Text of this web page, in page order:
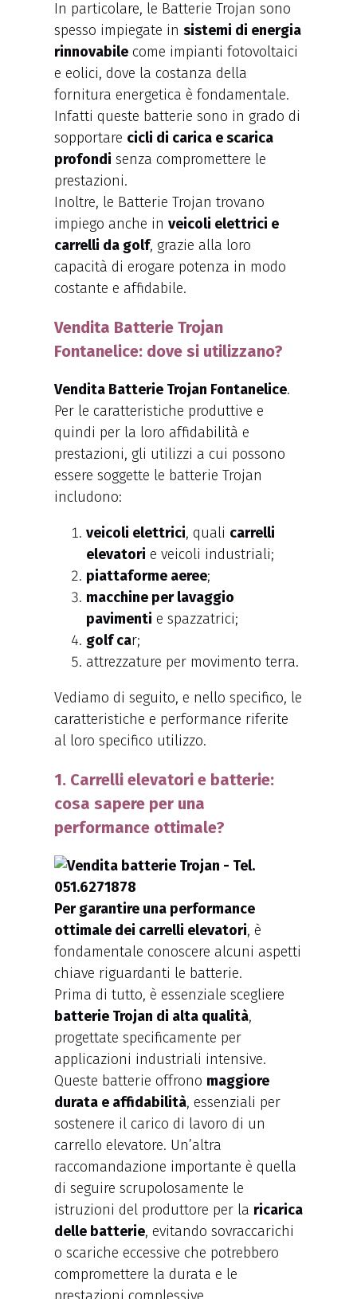
In particolare, le Batterie Trojan sono
spesso impiegate in sistemi di energia
rinnovabile come impianti fotovoltaici
e eolici, dove la costanza della
fornitura energetica è fondamentale.
Infatti queste batterie sono in grado di
sopportare cicli di carica e scarica
profondi senza compromettere le
prestazioni.
Inoltre, le Batterie Trojan trovano
impiego anche in veicoli elettrici e
carrelli da golf, grazie alla loro
capacità di erogare potenza in modo
costante e affidabile.
Vendita Batterie Trojan
Fontanelice: dove si utilizzano?
Vendita Batterie Trojan Fontanelice.
Per le caratteristiche produttive e
quindi per la loro affidabilità e
prestazioni, gli utilizzi a cui possono
essere soggette le batterie Trojan
includono:
veicoli elettrici, quali carrelli
elevatori e veicoli industriali;
piattaforme aeree;
macchine per lavaggio
pavimenti e spazzatrici;
golf car;
attrezzature per movimento terra.
Vediamo di seguito, e nello specifico, le
caratteristiche e performance riferite
al loro specifico utilizzo.
1. Carrelli elevatori e batterie:
cosa sapere per una
performance ottimale?
Per garantire una performance
ottimale dei carrelli elevatori, è
fondamentale conoscere alcuni aspetti
chiave riguardanti le batterie.
Prima di tutto, è essenziale scegliere
batterie Trojan di alta qualità,
progettate specificamente per
applicazioni industriali intensive.
Queste batterie offrono maggiore
durata e affidabilità, essenziali per
sostenere il carico di lavoro di un
carrello elevatore. Un’altra
raccomandazione importante è quella
di seguire scrupolosamente le
istruzioni del produttore per la ricarica
delle batterie, evitando sovraccarichi
o scariche eccessive che potrebbero
compromettere la durata e le
prestazioni complessive.